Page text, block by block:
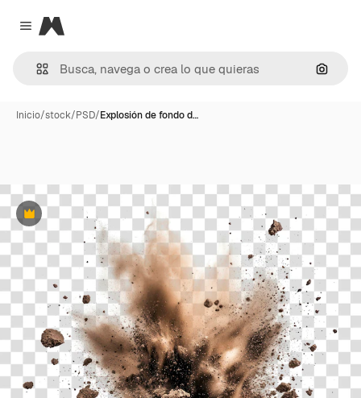
Close menu
Magnific
Inicio/stock/PSD/Explosión de fondo d…
Premium